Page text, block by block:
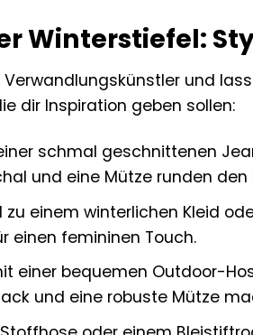
Winterstiefel:
Verwandlungskünstler und
dir Inspiration geben sollen:
schmal geschnittenen
und eine Mütze runden den
zu einem winterlichen Kleid
einen femininen Touch.
einer bequemen Outdoor-
und eine robuste Mütze